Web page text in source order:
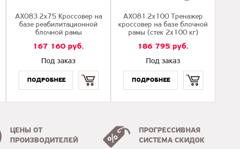
AX083.2х75 Кроссовер на
базе реабилитационной
блочной рамы
167 160 руб.
Под заказ
AX081.2х100 Тренажер
кроссовер на базе блочной
рамы (стек 2х100 кг)
186 795 руб.
Под заказ
ЦЕНЫ ОТ
ПРОИЗВОДИТЕЛЕЙ
ПРОГРЕССИВНАЯ
СИСТЕМА СКИДОК